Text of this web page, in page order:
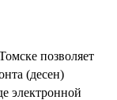
позволяет
(десен)
электронной